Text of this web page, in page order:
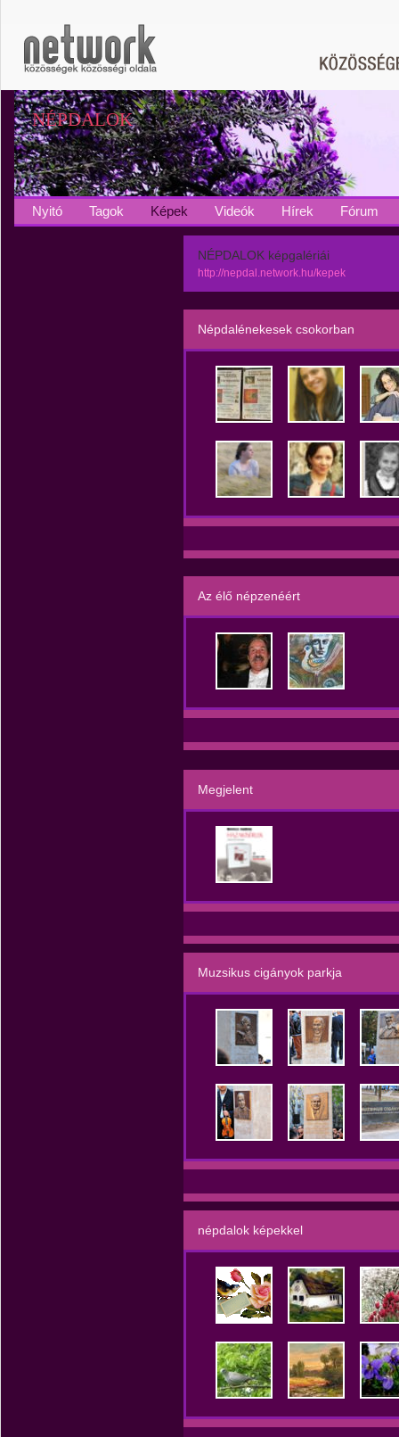
NÉPDALOK
Nyitó Tagok Képek Videók Hírek Fórum
NÉPDALOK képgalériái
http://nepdal.network.hu/kepek
Népdalénekesek csokorban
Az élő népzenéért
Megjelent
Muzsikus cigányok parkja
népdalok képekkel